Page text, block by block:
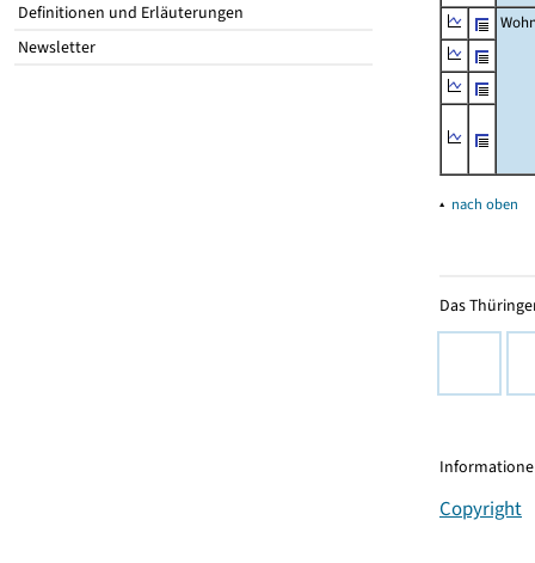
Definitionen und Erläuterungen
Newsletter
▴ nach oben
Das
Copyright